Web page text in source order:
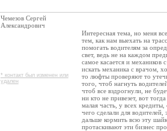
Чемезов Сергей
Александрович
* контакт был изменен или
удален
Интересная тема, но меня
тем, как нам выехать на
помогать водителям за
свет, ведь не на каждом
самое касается и механиков
искать механика с врачом,
то люфты проверяют то
того, чтоб нагнуть
чтоб все вздрогнули, не
ни кто не привезет, вот
малая часть, у всех
чего сделали для
дальше кормить всю эту
протаскивают эти бизнес